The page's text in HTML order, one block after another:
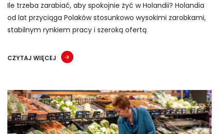
Ile trzeba zarabiać, aby spokojnie żyć w Holandii? Holandia
od lat przyciąga Polaków stosunkowo wysokimi zarobkami,
stabilnym rynkiem pracy i szeroką ofertą
CZYTAJ WIĘCEJ